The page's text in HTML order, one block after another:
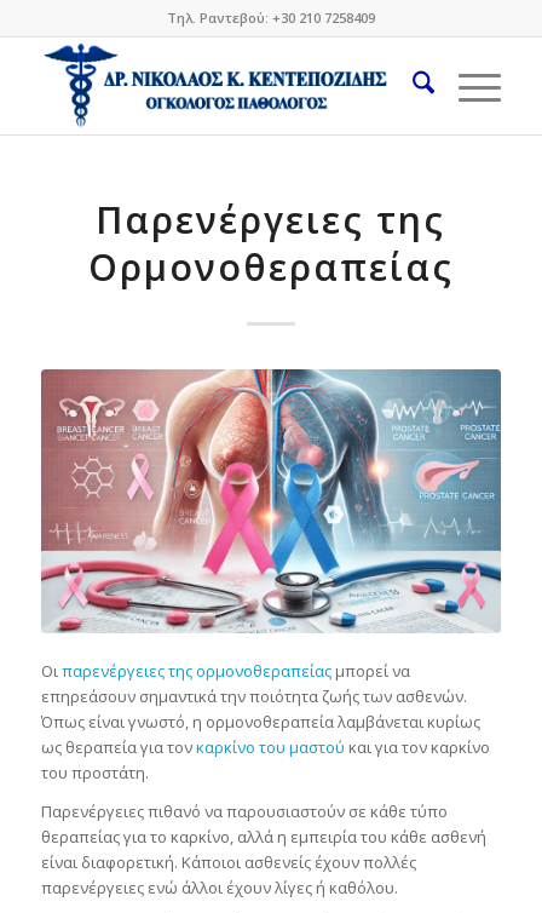
Τηλ. Ραντεβού: +30 210 7258409
Παρενέργειες της
Ορμονοθεραπείας
Οιπαρενέργειες της ορμονοθεραπείαςμπορεί να
επηρεάσουν σημαντικά την ποιότητα ζωής των ασθενών.
Όπως είναι γνωστό, η ορμονοθεραπεία λαμβάνεται κυρίως
ως θεραπεία για τονκαρκίνο του μαστού και για τον καρκίνο
του προστάτη.
Παρενέργειες πιθανό να παρουσιαστούν σε κάθε τύπο
θεραπείας για το καρκίνο, αλλά η εμπειρία του κάθε ασθενή
είναι διαφορετική. Κάποιοι ασθενείς έχουν πολλές
παρενέργειες ενώ άλλοι έχουν λίγες ή καθόλου.